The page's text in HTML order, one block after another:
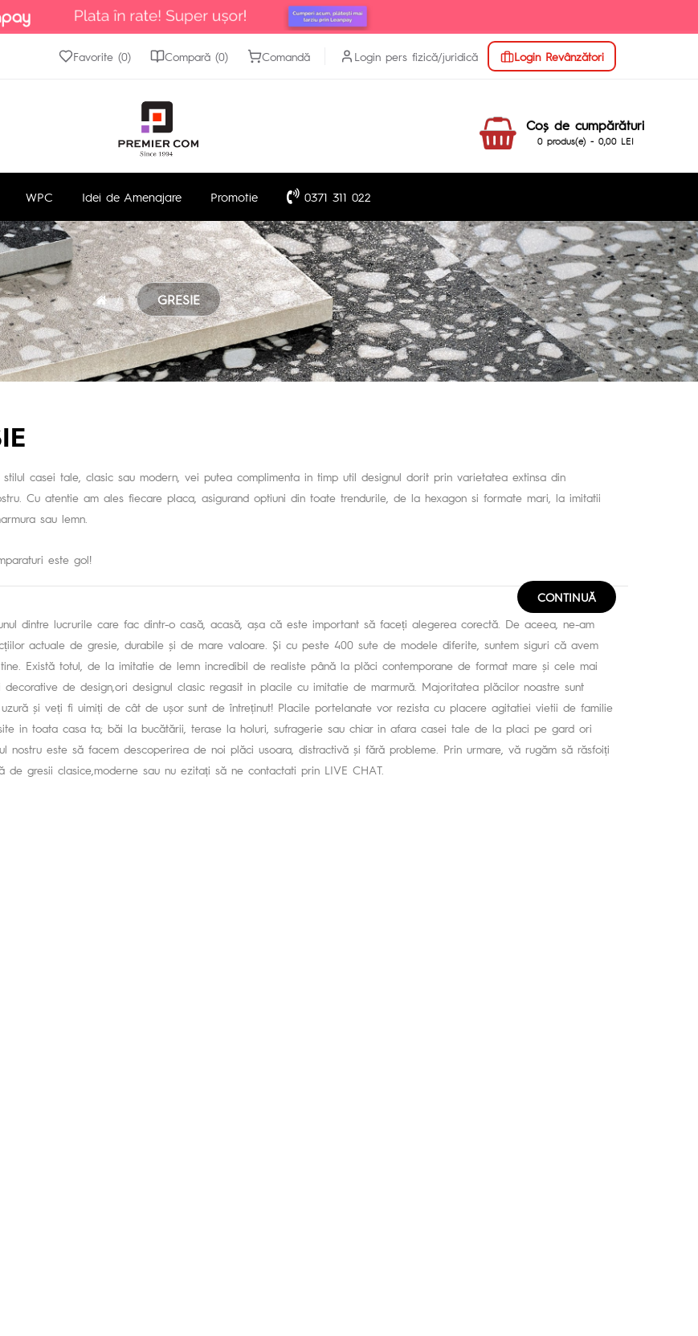
Login Revânzători
Login pers fizică/juridică
Favorite (0) Compară (0) Comandă
Coş de cumpărături
0 produs(e) - 0,00 LEI
WPC Idei de Amenajare Promotie 0371 311 022
GRESIE
stilul casei tale, clasic sau modern, vei putea complimenta in timp util designul dorit prin varietatea extinsa din
Cu atentie am ales fiecare placa, asigurand optiuni din toate trendurile, de la hexagon si formate mari, la imitatii
sau lemn.
este gol!
CONTINUĂ
dintre lucrurile care fac dintr-o casă, acasă, așa că este important să faceți alegerea corectă. De aceea, ne-am
actuale de gresie, durabile și de mare valoare. Și cu peste 400 sute de modele diferite, suntem siguri că avem
Există totul, de la imitatie de lemn incredibil de realiste până la plăci contemporane de format mare și cele mai
decorative de design,ori designul clasic regasit in placile cu imitatie de marmură. Majoritatea plăcilor noastre sunt
și veți fi uimiți de cât de ușor sunt de întreținut! Placile portelanate vor rezista cu placere agitatiei vietii de familie
in toata casa ta; băi la bucătării, terase la holuri, sufragerie sau chiar in afara casei tale de la placi pe gard ori
nostru este să facem descoperirea de noi plăci usoara, distractivă și fără probleme. Prin urmare, vă rugăm să răsfoiți
de gresii clasice,moderne sau nu ezitați să ne contactati prin LIVE CHAT.